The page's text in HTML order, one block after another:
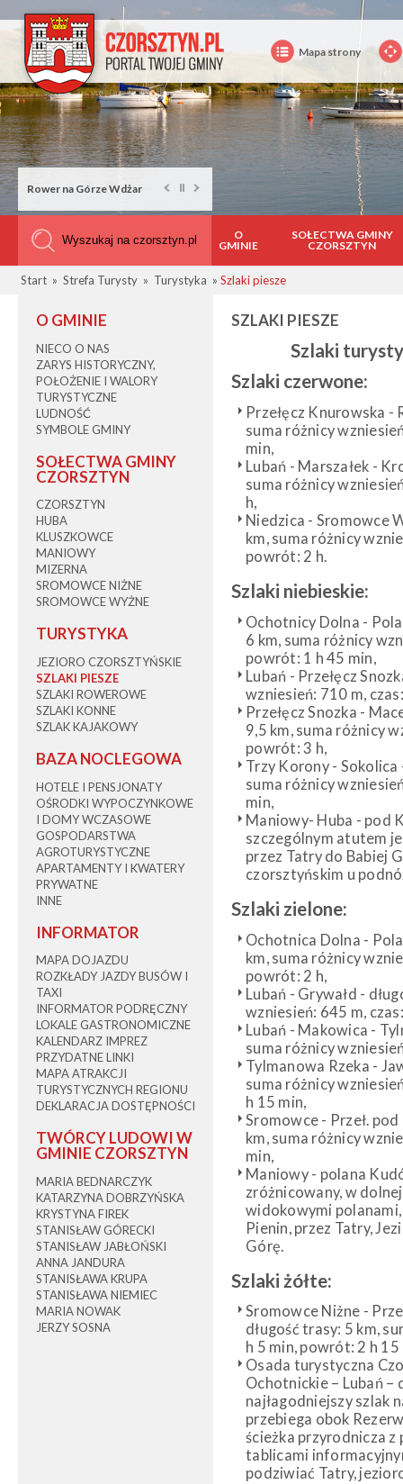
Mapa strony
Rower na Górze Wdżar
O
GMINIE
SOŁECTWA GMINY
CZORSZTYN
Start » Strefa Turysty » Turystyka » Szlaki piesze
O GMINIE
NIECO O NAS
ZARYS HISTORYCZNY,
POŁOŻENIE I WALORY
TURYSTYCZNE
LUDNOŚĆ
SYMBOLE GMINY
SOŁECTWA GMINY
CZORSZTYN
CZORSZTYN
HUBA
KLUSZKOWCE
MANIOWY
MIZERNA
SROMOWCE NIŻNE
SROMOWCE WYŻNE
TURYSTYKA
JEZIORO CZORSZTYŃSKIE
SZLAKI PIESZE
SZLAKI ROWEROWE
SZLAKI KONNE
SZLAK KAJAKOWY
BAZA NOCLEGOWA
HOTELE I PENSJONATY
OŚRODKI WYPOCZYNKOWE
I DOMY WCZASOWE
GOSPODARSTWA
AGROTURYSTYCZNE
APARTAMENTY I KWATERY
PRYWATNE
INNE
INFORMATOR
MAPA DOJAZDU
ROZKŁADY JAZDY BUSÓW I
TAXI
INFORMATOR PODRĘCZNY
LOKALE GASTRONOMICZNE
KALENDARZ IMPREZ
PRZYDATNE LINKI
MAPA ATRAKCJI
TURYSTYCZNYCH REGIONU
DEKLARACJA DOSTĘPNOŚCI
TWÓRCY LUDOWI W
GMINIE CZORSZTYN
MARIA BEDNARCZYK
KATARZYNA DOBRZYŃSKA
KRYSTYNA FIREK
STANISŁAW GÓRECKI
STANISŁAW JABŁOŃSKI
ANNA JANDURA
STANISŁAWA KRUPA
STANISŁAWA NIEMIEC
MARIA NOWAK
JERZY SOSNA
SZLAKI PIESZE
Szlaki
Szlaki czerwone:
Przełęcz Knurowska -
suma różnicy
min,
Lubań - Marszałek -
suma różnicy
h,
Niedzica - Sromowce
km, suma różnicy
powrót: 2 h.
Szlaki niebieskie:
Ochotnicy Dolna -
6 km, suma różnicy
powrót: 1 h 45 min,
Lubań - Przełęcz
wzniesień: 710 m,
Przełęcz Snozka -
9,5 km, suma różnicy
powrót: 3 h,
Trzy Korony - Sokolica
suma różnicy
min,
Maniowy- Huba - pod
szczególnym atutem
przez Tatry do Babiej
czorsztyńskim u
Szlaki zielone:
Ochotnica Dolna -
km, suma różnicy
powrót: 2 h,
Lubań - Grywałd -
wzniesień: 645 m,
Lubań - Makowica -
suma różnicy
Tylmanowa Rzeka -
suma różnicy
h 15 min,
Sromowce - Przeł.
km, suma różnicy
min,
Maniowy - polana
zróżnicowany, w
widokowymi
Pienin, przez Tatry,
Górę.
Szlaki żółte:
Sromowce Niżne -
długość trasy: 5 km,
h 5 min, powrót: 2 h 15
Osada turystyczna
Ochotnickie – Lubań –
najłagodniejszy szlak
przebiega obok
ścieżka przyrodnicza
tablicami
podziwiać Tatry,